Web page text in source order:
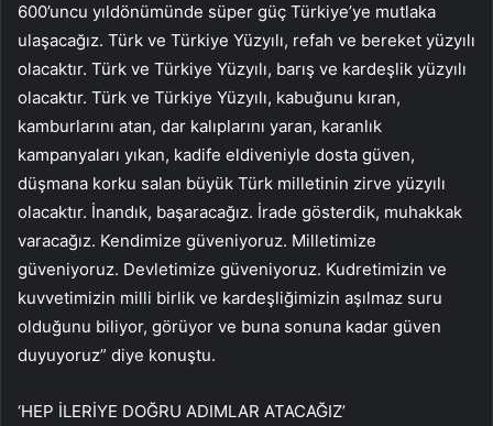
600’uncu yıldönümünde süper güç Türkiye’ye mutlaka
ulaşacağız. Türk ve Türkiye Yüzyılı, refah ve bereket yüzyılı
olacaktır. Türk ve Türkiye Yüzyılı, barış ve kardeşlik yüzyılı
olacaktır. Türk ve Türkiye Yüzyılı, kabuğunu kıran,
kamburlarını atan, dar kalıplarını yaran, karanlık
kampanyaları yıkan, kadife eldiveniyle dosta güven,
düşmana korku salan büyük Türk milletinin zirve yüzyılı
olacaktır. İnandık, başaracağız. İrade gösterdik, muhakkak
varacağız. Kendimize güveniyoruz. Milletimize
güveniyoruz. Devletimize güveniyoruz. Kudretimizin ve
kuvvetimizin milli birlik ve kardeşliğimizin aşılmaz suru
olduğunu biliyor, görüyor ve buna sonuna kadar güven
duyuyoruz” diye konuştu.
‘HEP İLERİYE DOĞRU ADIMLAR ATACAĞIZ’